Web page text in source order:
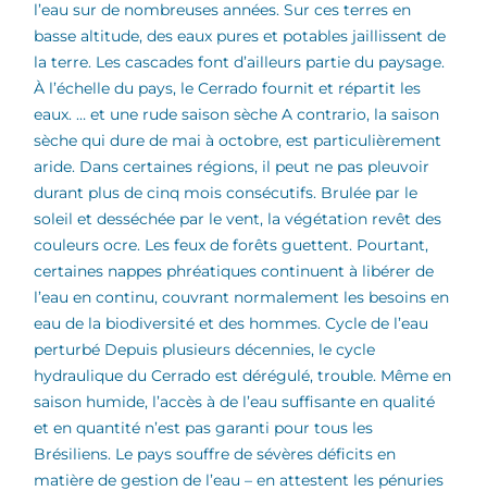
l’eau sur de nombreuses années. Sur ces terres en
basse altitude, des eaux pures et potables jaillissent de
la terre. Les cascades font d’ailleurs partie du paysage.
À l’échelle du pays, le Cerrado fournit et répartit les
eaux. … et une rude saison sèche A contrario, la saison
sèche qui dure de mai à octobre, est particulièrement
aride. Dans certaines régions, il peut ne pas pleuvoir
durant plus de cinq mois consécutifs. Brulée par le
soleil et desséchée par le vent, la végétation revêt des
couleurs ocre. Les feux de forêts guettent. Pourtant,
certaines nappes phréatiques continuent à libérer de
l’eau en continu, couvrant normalement les besoins en
eau de la biodiversité et des hommes.Cycle de l’eau
perturbé Depuis plusieurs décennies, le cycle
hydraulique du Cerrado est dérégulé, trouble. Même en
saison humide, l’accès à de l’eau suffisante en qualité
et en quantité n’est pas garanti pour tous les
Brésiliens. Le pays souffre de sévères déficits en
matière de gestion de l’eau – en attestent les pénuries